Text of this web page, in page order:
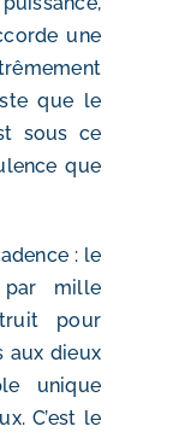
une
que le
sous ce
que
: le
mille
pour
aux dieux
unique
C’est le